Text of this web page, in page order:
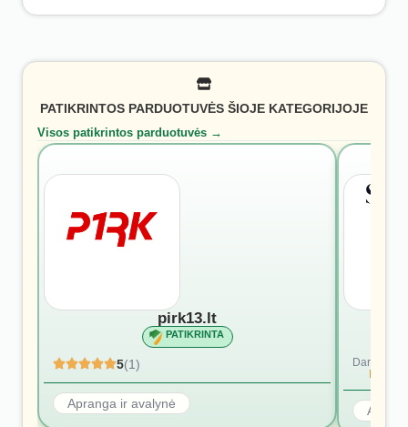
PATIKRINTOS PARDUOTUVĖS ŠIOJE KATEGORIJOJE
Visos patikrintos parduotuvės →
pirk13.lt
PATIKRINTA
5(1)
Apranga ir avalynė
Dar nėra